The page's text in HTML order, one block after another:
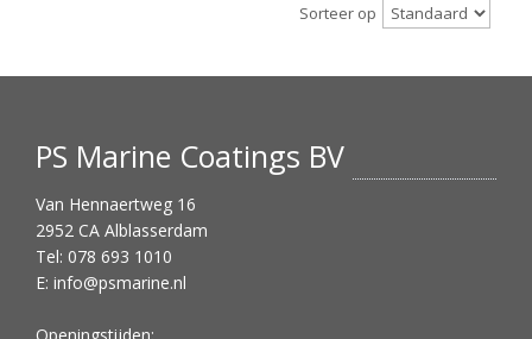
Sorteer op
PS Marine Coatings BV
Van Hennaertweg 16
2952 CA Alblasserdam
Tel: 078 693 1010
E: info@psmarine.nl